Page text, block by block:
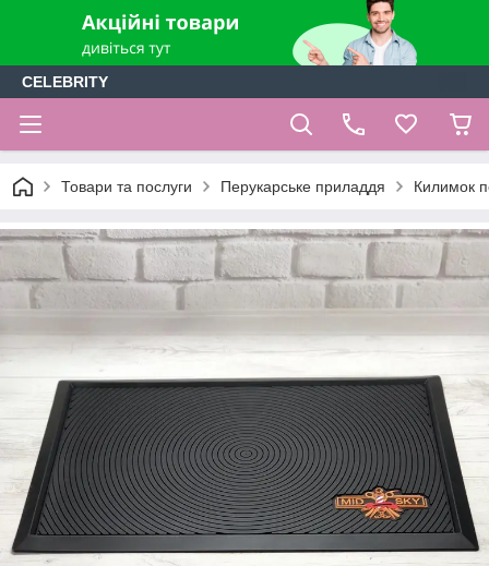
CELEBRITY
Товари та послуги Перукарське приладдя Килимок